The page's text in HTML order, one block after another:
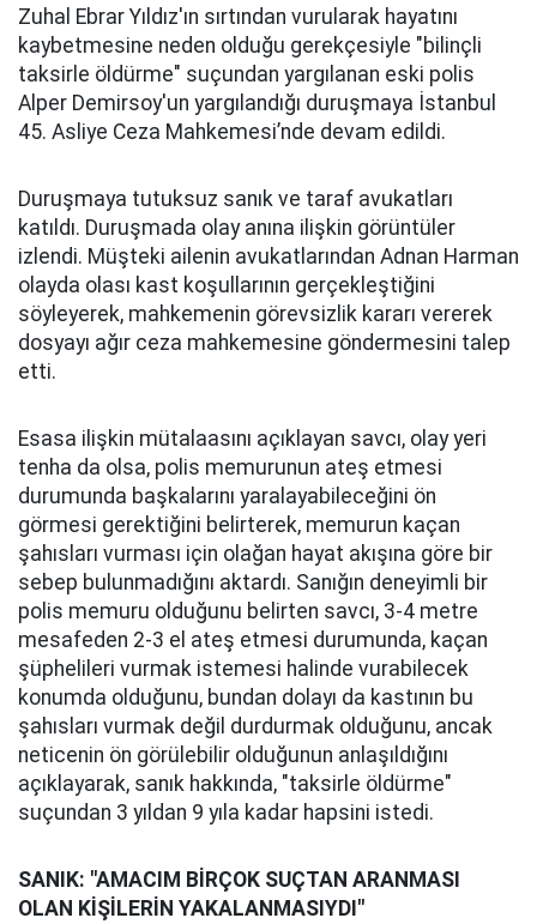
Zuhal Ebrar Yıldız'ın sırtından vurularak hayatını
kaybetmesine neden olduğu gerekçesiyle "bilinçli
taksirle öldürme" suçundan yargılanan eski polis
Alper Demirsoy'un yargılandığı duruşmaya İstanbul
45. Asliye Ceza Mahkemesi’nde devam edildi.
Duruşmaya tutuksuz sanık ve taraf avukatları
katıldı. Duruşmada olay anına ilişkin görüntüler
izlendi. Müşteki ailenin avukatlarından Adnan Harman
olayda olası kast koşullarının gerçekleştiğini
söyleyerek, mahkemenin görevsizlik kararı vererek
dosyayı ağır ceza mahkemesine göndermesini talep
etti.
Esasa ilişkin mütalaasını açıklayan savcı, olay yeri
tenha da olsa, polis memurunun ateş etmesi
durumunda başkalarını yaralayabileceğini ön
görmesi gerektiğini belirterek, memurun kaçan
şahısları vurması için olağan hayat akışına göre bir
sebep bulunmadığını aktardı. Sanığın deneyimli bir
polis memuru olduğunu belirten savcı, 3-4 metre
mesafeden 2-3 el ateş etmesi durumunda, kaçan
şüphelileri vurmak istemesi halinde vurabilecek
konumda olduğunu, bundan dolayı da kastının bu
şahısları vurmak değil durdurmak olduğunu, ancak
neticenin ön görülebilir olduğunun anlaşıldığını
açıklayarak, sanık hakkında, "taksirle öldürme"
suçundan 3 yıldan 9 yıla kadar hapsini istedi.
SANIK: "AMACIM BİRÇOK SUÇTAN ARANMASI
OLAN KİŞİLERİN YAKALANMASIYDI"